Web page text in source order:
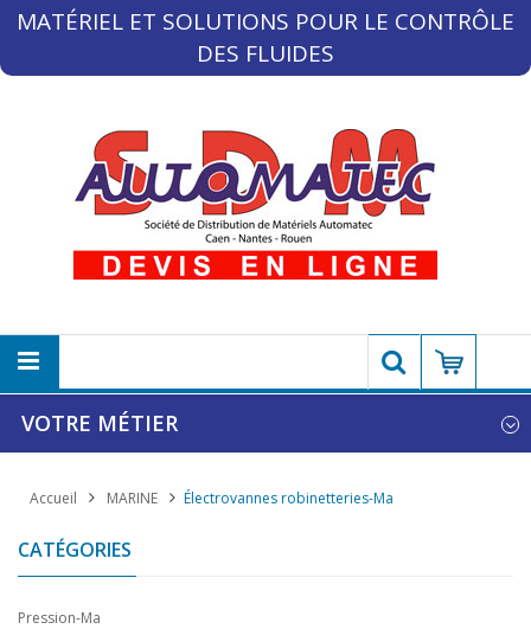
MATÉRIEL ET SOLUTIONS POUR LE CONTRÔLE
DES FLUIDES
VOTRE MÉTIER
Accueil MARINE Électrovannes robinetteries-Ma
CATÉGORIES
Pression-Ma